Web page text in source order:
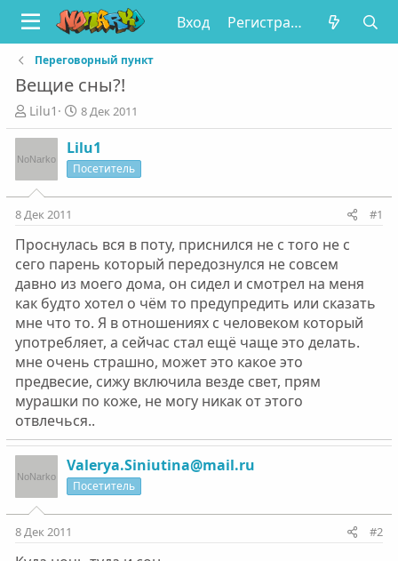
Вход Регистрация
Переговорный пункт
Вещие сны?!
А
в
т
о
р
т
е
ы
Lilu1
Д
а
т
а
н
а
л
а
8 Дек 2011
Lilu1
Посетитель
8 Дек 2011 #1
Проснулась вся в поту, приснился не с того не с
сего парень который передознулся не совсем
давно из моего дома, он сидел и смотрел на меня
как будто хотел о чём то предупредить или сказать
мне что то. Я в отношениях с человеком который
употребляет, а сейчас стал ещё чаще это делать.
мне очень страшно, может это какое это
предвесие, сижу включила везде свет, прям
мурашки по коже, не могу никак от этого
отвлечься..
Valerya.Siniutina@mail.ru
Посетитель
8 Дек 2011 #2